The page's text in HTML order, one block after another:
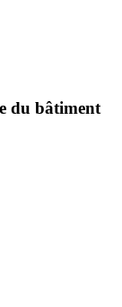
du bâtiment